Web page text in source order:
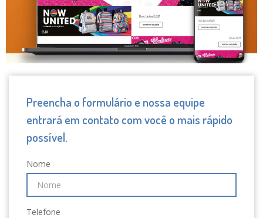
Preencha o formulário e nossa equipe
entrará em contato com você o mais rápido
possível.
Nome
Telefone